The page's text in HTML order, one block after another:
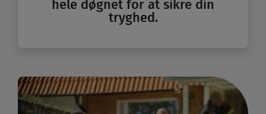
hele døgnet for at sikre din
tryghed.